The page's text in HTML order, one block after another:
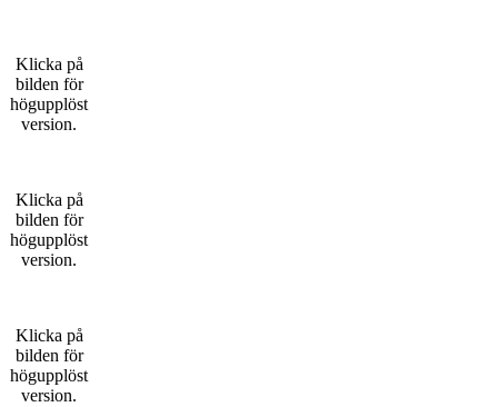
Klicka på
bilden för
högupplöst
version.
Klicka på
bilden för
högupplöst
version.
Klicka på
bilden för
högupplöst
version.